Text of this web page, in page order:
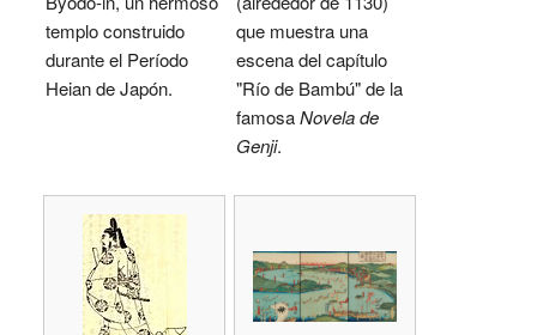
templo construido
durante el Período
Heian de Japón.
que muestra una
escena del capítulo
"Río de Bambú" de la
famosaNovela de
Genji.